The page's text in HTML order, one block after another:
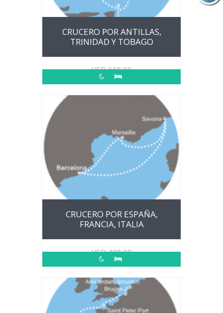
CRUCERO POR ANTILLAS,
TRINIDAD Y TOBAGO
USD668.00
CRUCERO POR ESPAÑA,
FRANCIA, ITALIA
USD408.00